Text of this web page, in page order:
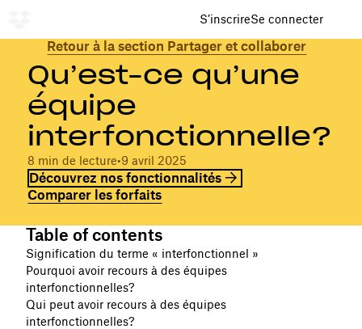
S’inscrireSe connecter
Retour à la section Partager et collaborer
Qu’est-ce qu’une
équipe
interfonctionnelle?
8 min de lecture•9 avril 2025
Découvrez nos fonctionnalités
Comparer les forfaits
Table of contents
Signification du terme « interfonctionnel »
Pourquoi avoir recours à des équipes
interfonctionnelles?
Qui peut avoir recours à des équipes
interfonctionnelles?